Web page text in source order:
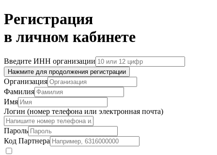
Регистрация
в личном кабинете
Введите ИНН организации
Нажмите для продолжения регистрации
Организация
Фамилия
Имя
Логин (номер телефона или электронная почта)
Пароль
Код Партнера